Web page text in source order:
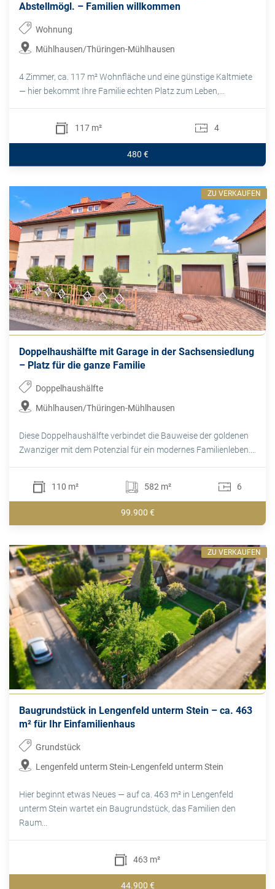
Abstellmögl. – Familien willkommen
Wohnung
Mühlhausen/Thüringen-Mühlhausen
4 Zimmer, ca. 117 m² Wohnfläche und eine günstige Kaltmiete
— hier bekommt Ihre Familie echten Platz zum Leben,...
117 m² 4
480 €
Doppelhaushälfte mit Garage in der Sachsensiedlung
– Platz für die ganze Familie
Doppelhaushälfte
Mühlhausen/Thüringen-Mühlhausen
Diese Doppelhaushälfte verbindet die Bauweise der goldenen
Zwanziger mit dem Potenzial für ein modernes Familienleben....
110 m² 582 m² 6
99.900 €
ZU VERKAUFEN
Baugrundstück in Lengenfeld unterm Stein – ca. 463
m² für Ihr Einfamilienhaus
Grundstück
Lengenfeld unterm Stein-Lengenfeld unterm Stein
Hier beginnt etwas Neues — auf ca. 463 m² in Lengenfeld
unterm Stein wartet ein Baugrundstück, das Familien den
Raum...
463 m²
44.900 €
ZU VERKAUFEN